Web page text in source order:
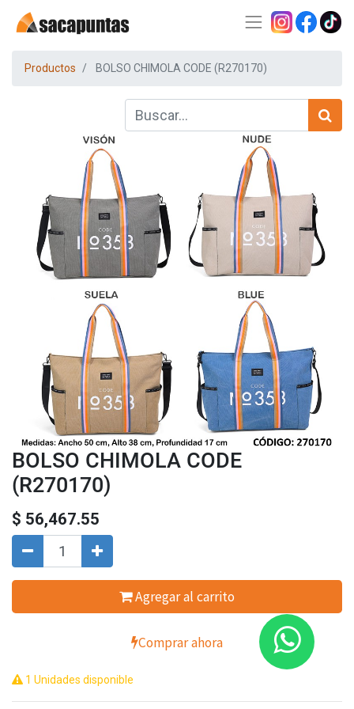
Productos BOLSO CHIMOLA CODE (R270170)
BOLSO CHIMOLA CODE
(R270170)
$ 56,467.55
Agregar al carrito
Comprar ahora
1 Unidades disponible